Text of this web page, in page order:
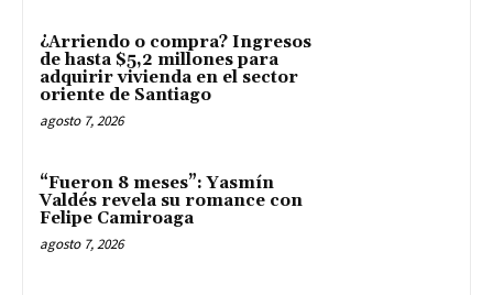
¿Arriendo o compra? Ingresos
de hasta $5,2 millones para
adquirir vivienda en el sector
oriente de Santiago
agosto 7, 2026
“Fueron 8 meses”: Yasmín
Valdés revela su romance con
Felipe Camiroaga
agosto 7, 2026